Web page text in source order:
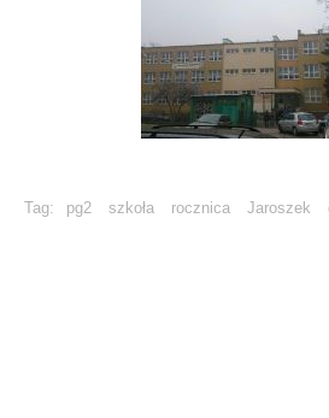
Tag: pg2 szkoła rocznica Jaroszek